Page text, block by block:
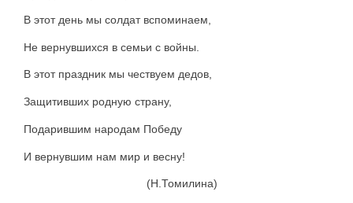
В этот день мы солдат вспоминаем,
Не вернувшихся в семьи с войны.
В этот праздник мы чествуем дедов,
Защитивших родную страну,
Подарившим народам Победу
И вернувшим нам мир и весну!
(Н.Томилина)